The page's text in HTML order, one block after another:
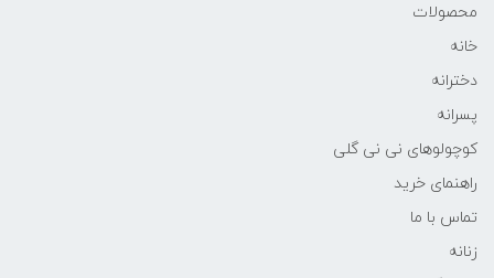
محصولات
خانه
دخترانه
پسرانه
کوچولوهای نی نی گلی
راهنمای خرید
تماس با ما
زنانه